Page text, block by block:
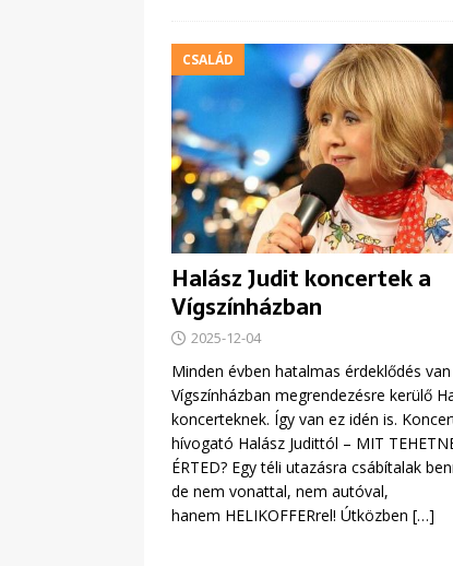
CSALÁD
Halász Judit koncertek a
Vígszínházban
2025-12-04
Minden évben hatalmas érdeklődés
Vígszínházban megrendezésre kerülő
koncerteknek. Így van ez idén is.
hívogató Halász Judittól – MIT
ÉRTED? Egy téli utazásra csábítalak
de nem vonattal, nem autóval,
hanem HELIKOFFERrel! Útközben […]